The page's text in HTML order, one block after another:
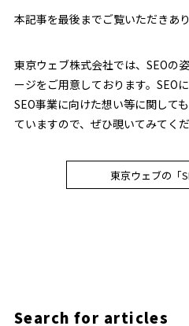
本記事を最後までご覧いただきあ
東京ウェブ株式会社では、SEOの
ージをご用意しております。SEO
SEO事業に向けた想い等に関して
ていますので、ぜひ覗いてみてくだ
東京ウェブの「
Search for articles